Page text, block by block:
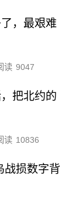
，最艰难
读 9047
把北约的
读 10836
战损数字背